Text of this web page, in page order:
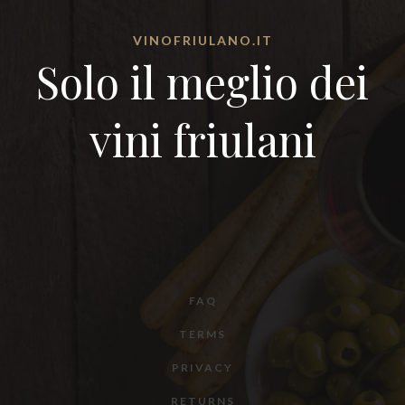
VINOFRIULANO.IT
Solo il meglio dei
vini friulani
FAQ
TERMS
PRIVACY
RETURNS